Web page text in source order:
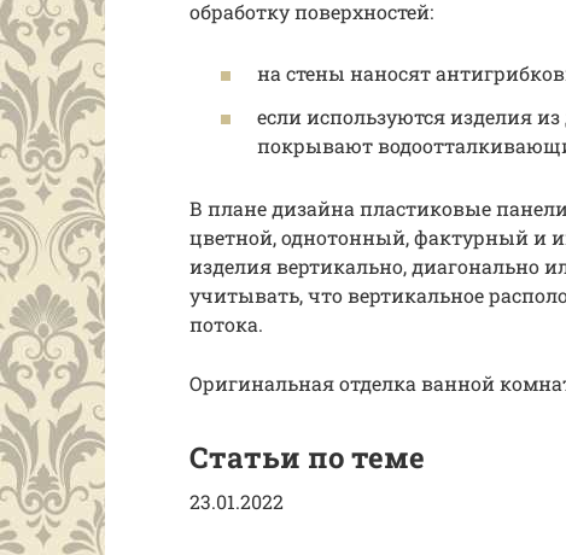
обработку поверхностей:
на стены наносят
если используются изделия из
покрывают
В плане дизайна пластиковые
цветной, однотонный, фактурный и
изделия вертикально, диагонально
учитывать, что вертикальное
потока.
Оригинальная отделка ванной
Статьи по теме
23.01.2022